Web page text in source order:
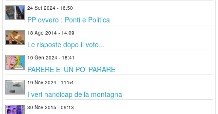
24 Set 2024 - 16:50
PP ovvero : Ponti e Politica
18 Ago 2014 - 14:09
Le risposte dopo il voto...
10 Gen 2024 - 18:41
PARERE E’ UN PO’ PARARE
19 Nov 2024 - 11:54
I veri handicap della montagna
30 Nov 2015 - 09:13